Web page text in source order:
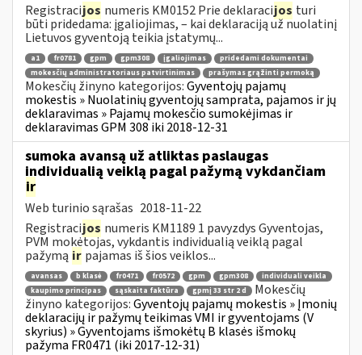
Registracijos numeris KM0152 Prie deklaracijos turi
būti pridedama: įgaliojimas, – kai deklaraciją už nuolatinį
Lietuvos gyventoją teikia įstatymų...
a1 fr0781 gpm gpm308 įgaliojimas
pridedami dokumentai
mokesčių administratoriaus patvirtinimas
prašymas grąžinti permoką
Mokesčių žinyno kategorijos:Gyventojų pajamų
mokestis » Nuolatinių gyventojų samprata, pajamos ir jų
deklaravimas » Pajamų mokesčio sumokėjimas ir
deklaravimas GPM 308 iki 2018-12-31
sumoka avansą už atliktas paslaugas
individualią veiklą pagal pažymą vykdančiam
ir
Web turinio sąrašas 2018-11-22
Registracijos numeris KM1189 1 pavyzdys Gyventojas,
PVM mokėtojas, vykdantis individualią veiklą pagal
pažymą ir pajamas iš šios veiklos...
avansas b klasė fr0471 fr0572 gpm gpm308
individuali veikla
kaupimo principas
sąskaita faktūra gpmį 33 str 2 d
Mokesčių
žinyno kategorijos:Gyventojų pajamų mokestis » Įmonių
deklaracijų ir pažymų teikimas VMI ir gyventojams (V
skyrius) » Gyventojams išmokėtų B klasės išmokų
pažyma FR0471 (iki 2017-12-31)